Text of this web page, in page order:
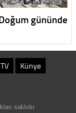
gününde
Künye
saklıdır